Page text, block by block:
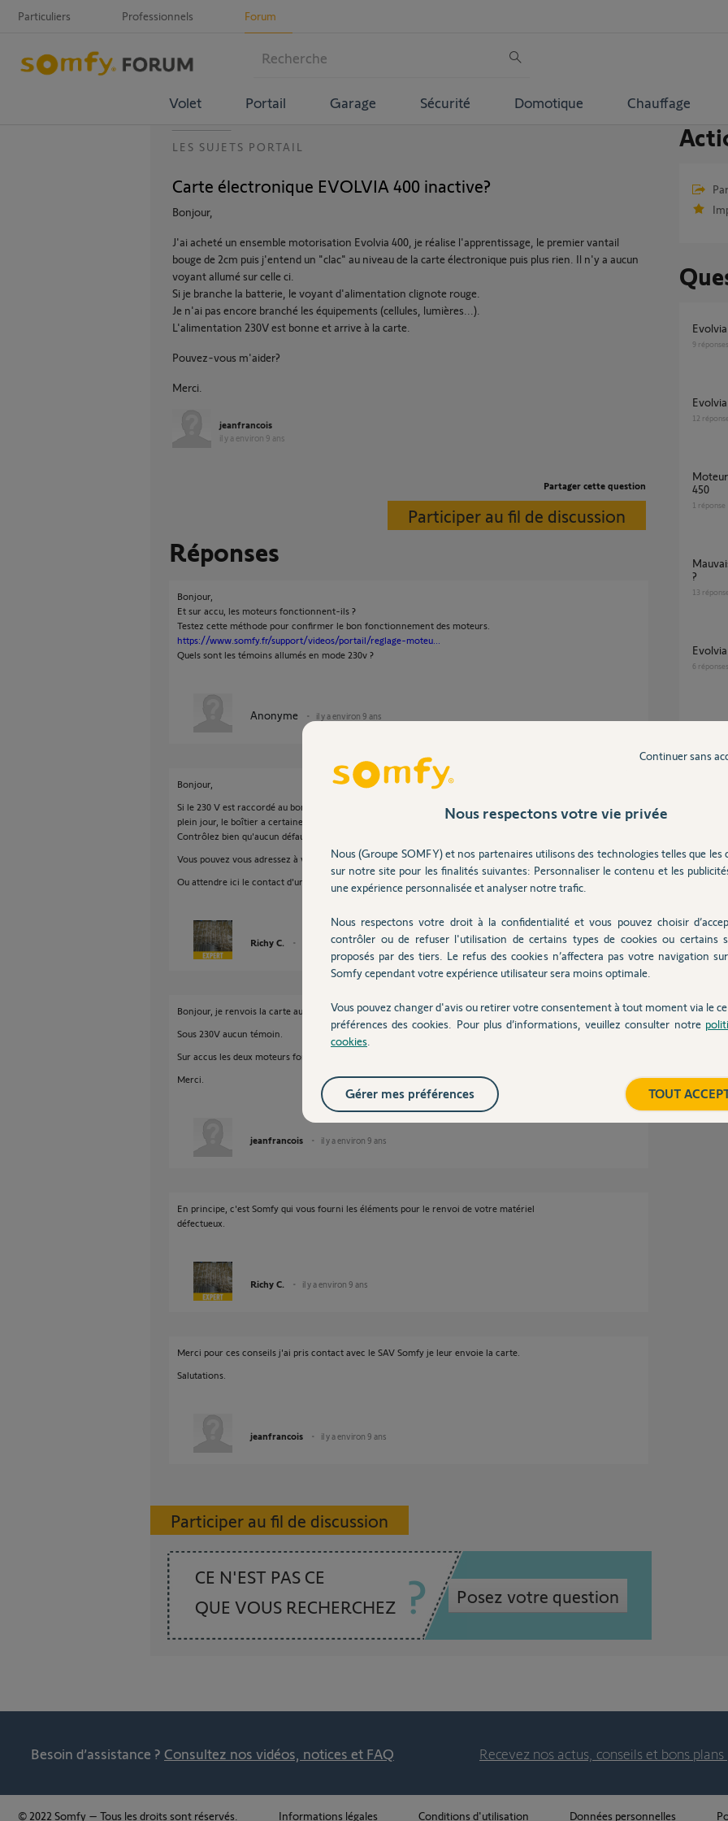
Particuliers Professionnels Forum
Volet Portail Garage Sécurité Domotique Chauffage
LES SUJETS PORTAIL
Carte électronique EVOLVIA 400 inactive?
Bonjour,
J'ai acheté un ensemble motorisation Evolvia 400, je réalise l'apprentissage, le premier vantail
bouge de 2cm puis j'entend un "clac" au niveau de la carte électronique puis plus rien. Il n'y a aucun
voyant allumé sur celle ci.
Si je branche la batterie, le voyant d'alimentation clignote rouge.
Je n'ai pas encore branché les équipements (cellules, lumières...).
L'alimentation 230V est bonne et arrive à la carte.
Pouvez-vous m'aider?
Merci.
jeanfrancois
il y a environ 9 ans
Partager cette question
Participer au fil de discussion
Réponses
Bonjour,
Et sur accu, les moteurs fonctionnent-ils ?
Testez cette méthode pour confirmer le bon fonctionnement des moteurs.
https://www.somfy.fr/support/videos/portail/reglage-moteu...
Quels sont les témoins allumés en mode 230v ?
Anonyme il y a environ 9 ans
Bonjour,
Si le 230 V est raccordé au bon endroit sur le boîtier et qu'aucun voyant n'est allumé en
plein jour, le boîtier a certainement rendu l'âme pour une raison inconnue.
Contrôlez bien qu'aucun défaut de branchement ne soit présent.
Vous pouvez vous adressez à votre point de vente.
Ou attendre ici le contact d'un Technicien Somfy.
Richy C. il y a environ 9 ans
Bonjour, je renvois la carte au SAV qui a du flasher.
Sous 230V aucun témoin.
Sur accus les deux moteurs fonctionnent dans les deux sens.
Merci.
jeanfrancois il y a environ 9 ans
En principe, c'est Somfy qui vous fourni les éléments pour le renvoi de votre matériel
défectueux.
Richy C. il y a environ 9 ans
Merci pour ces conseils j'ai pris contact avec le SAV Somfy je leur envoie la carte.
Salutations.
jeanfrancois il y a environ 9 ans
Participer au fil de discussion
CE N'EST PAS CE
QUE VOUS RECHERCHEZ
Posez votre question
9 réponses
12
Moteur de remplacement pour Evolvia 400
450
1 réponse
Mauvais fonctionnement portail Evolvia 400
?
13
6 réponses
Besoin d’assistance ? Consultez nos vidéos, notices et FAQ Recevez nos actus, conseils et bons
© 2022 Somfy – Tous les droits sont réservés. Informations légales Conditions d'utilisation Données personnelles
Nous respectons votre vie privée
Nous (Groupe SOMFY) et nos partenaires utilisons des technologies telles que les
sur notre site pour les finalités suivantes: Personnaliser le contenu et les
une expérience personnalisée et analyser notre trafic.
Nous respectons votre droit à la confidentialité et vous pouvez choisir
contrôler ou de refuser l'utilisation de certains types de cookies ou certains
proposés par des tiers. Le refus des cookies n’affectera pas votre navigation
Somfy cependant votre expérience utilisateur sera moins optimale.
Vous pouvez changer d'avis ou retirer votre consentement à tout moment via le
préférences des cookies. Pour plus d’informations, veuillez consulter notre
cookies
Continuer sans
TOUT
Gérer mes préférences